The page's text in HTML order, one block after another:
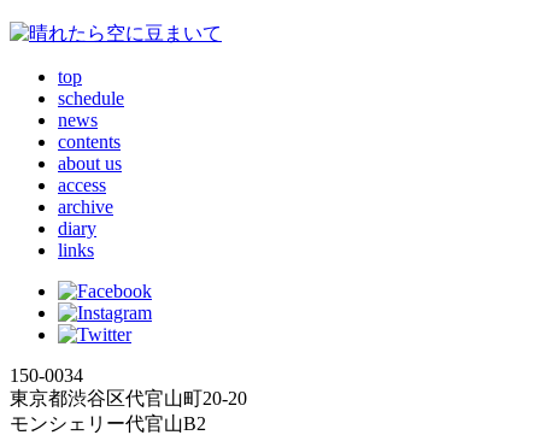
top
schedule
news
contents
about us
access
archive
diary
links
150-0034
東京都渋谷区代官山町20-20
モンシェリー代官山B2